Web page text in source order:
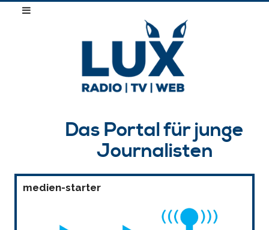
Das Portal für junge
Journalisten
medien-starter